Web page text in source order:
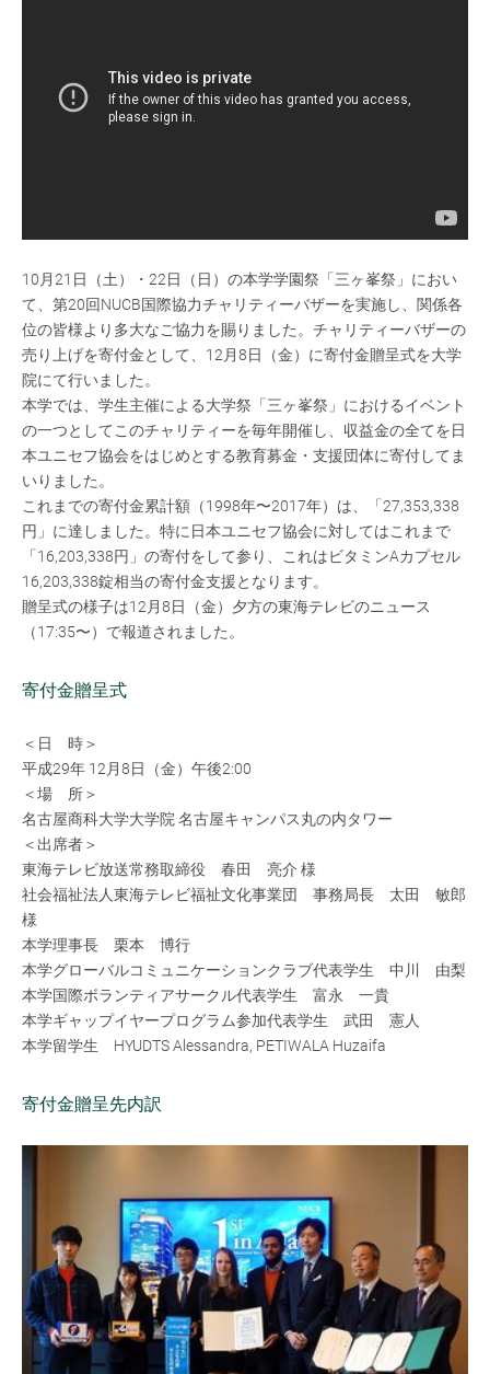
10月21日（土）・22日（日）の本学学園祭「三ヶ峯祭」におい
て、第20回NUCB国際協力チャリティーバザーを実施し、関係各
位の皆様より多大なご協力を賜りました。チャリティーバザーの
売り上げを寄付金として、12月8日（金）に寄付金贈呈式を大学
院にて行いました。
本学では、学生主催による大学祭「三ヶ峯祭」におけるイベント
の一つとしてこのチャリティーを毎年開催し、収益金の全てを日
本ユニセフ協会をはじめとする教育募金・支援団体に寄付してま
いりました。
これまでの寄付金累計額（1998年〜2017年）は、「27,353,338
円」に達しました。特に日本ユニセフ協会に対してはこれまで
「16,203,338円」の寄付をして参り、これはビタミンAカプセル
16,203,338錠相当の寄付金支援となります。
贈呈式の様子は12月8日（金）夕方の東海テレビのニュース
（17:35〜）で報道されました。
寄付金贈呈式
＜日 時＞
平成29年 12月8日（金）午後2:00
＜場 所＞
名古屋商科大学大学院 名古屋キャンパス丸の内タワー
＜出席者＞
東海テレビ放送常務取締役 春田 亮介 様
社会福祉法人東海テレビ福祉文化事業団 事務局長 太田 敏郎
様
本学理事長 栗本 博行
本学グローバルコミュニケーションクラブ代表学生 中川 由梨
本学国際ボランティアサークル代表学生 富永 一貴
本学ギャップイヤープログラム参加代表学生 武田 憲人
本学留学生 HYUDTS Alessandra, PETIWALA Huzaifa
寄付金贈呈先内訳